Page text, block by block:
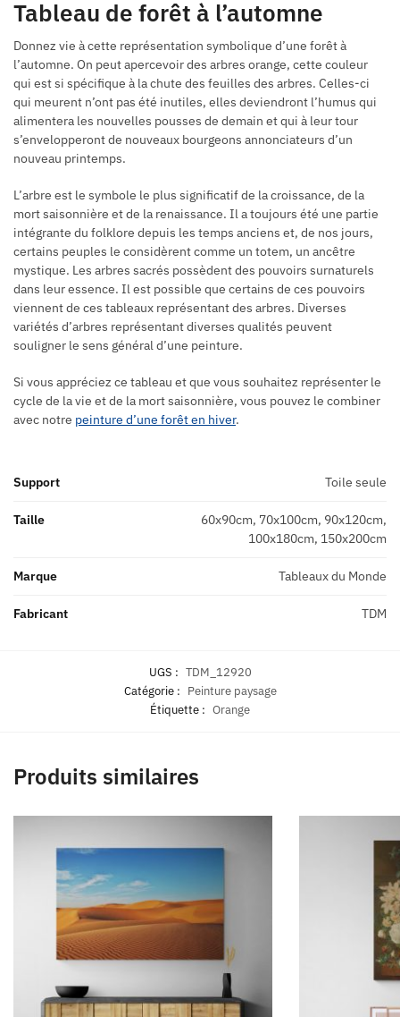
Tableau de forêt à l’automne
Donnez vie à cette représentation symbolique d’une forêt à
l’automne. On peut apercevoir des arbres orange, cette couleur
qui est si spécifique à la chute des feuilles des arbres. Celles-ci
qui meurent n’ont pas été inutiles, elles deviendront l’humus qui
alimentera les nouvelles pousses de demain et qui à leur tour
s’envelopperont de nouveaux bourgeons annonciateurs d’un
nouveau printemps.
L’arbre est le symbole le plus significatif de la croissance, de la
mort saisonnière et de la renaissance. Il a toujours été une partie
intégrante du folklore depuis les temps anciens et, de nos jours,
certains peuples le considèrent comme un totem, un ancêtre
mystique. Les arbres sacrés possèdent des pouvoirs surnaturels
dans leur essence. Il est possible que certains de ces pouvoirs
viennent de ces tableaux représentant des arbres. Diverses
variétés d’arbres représentant diverses qualités peuvent
souligner le sens général d’une peinture.
Si vous appréciez ce tableau et que vous souhaitez représenter le
cycle de la vie et de la mort saisonnière, vous pouvez le combiner
avec notre peinture d’une forêt en hiver.
Support Toile seule
Taille
60x90cm, 70x100cm, 90x120cm,
100x180cm, 150x200cm
Marque Tableaux du Monde
Fabricant TDM
UGS : TDM_12920
Catégorie : Peinture paysage
Étiquette : Orange
Produits similaires